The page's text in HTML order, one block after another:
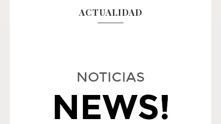
ACTUALIDAD